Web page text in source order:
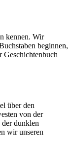
kennen. Wir
beginnen,
Geschichtenbuch
über den
von der
dunklen
wir unseren